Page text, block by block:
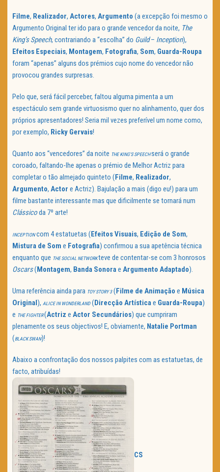
Filme, Realizador, Actores, Argumento (a excepção foi mesmo o
Argumento Original ter ido para o grande vencedor da noite, The
King’s Speech, contrariando a “escolha” do Guild– Inception),
Efeitos Especiais, Montagem, Fotografia, Som, Guarda-Roupa
foram “apenas” alguns dos prémios cujo nome do vencedor não
provocou grandes surpresas.
Pelo que, será fácil perceber, faltou alguma pimenta a um
espectáculo sem grande virtuosismo quer no alinhamento, quer dos
próprios apresentadores! Seria mil vezes preferível um nome como,
por exemplo, Ricky Gervais!
Quanto aos “vencedores” da noite THE KING’S SPEECHserá o grande
coroado, faltando-lhe apenas o prémio de Melhor Actriz para
completar o tão almejado quinteto (Filme, Realizador,
Argumento, Actor e Actriz). Bajulação a mais (digo eu!) para um
filme bastante interessante mas que dificilmente se tornará num
Clássicoda 7º arte!
INCEPTIONcom 4 estatuetas (Efeitos Visuais, Edição de Som,
Mistura de Som e Fotografia) confirmou a sua apetência técnica
enquanto que THE SOCIAL NETWORKteve de contentar-se com 3 honrosos
Oscars(Montagem, Banda Sonorae Argumento Adaptado).
Uma referência ainda para TOY STORY 3(Filme de Animação e Música
Original), ALICE IN WONDERLAND(Direcção Artísticae Guarda-Roupa)
e THE FIGHTER(Actriz e Actor Secundários) que cumpriram
plenamente os seus objectivos! E, obviamente, Natalie Portman
(BLACK SWAN)!
Abaixo a confrontação dos nossos palpites com as estatuetas, de
facto, atribuídas!
CS